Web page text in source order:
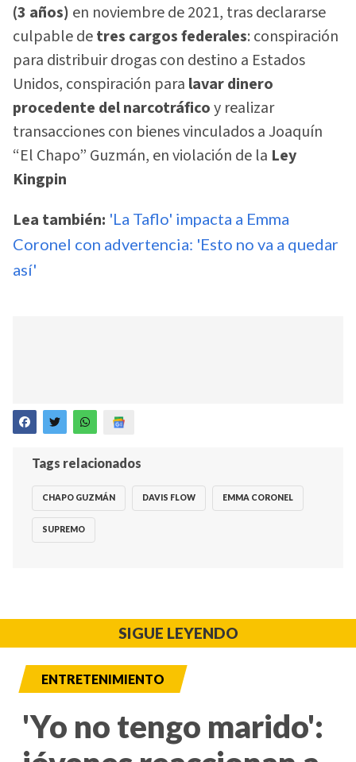
(3 años) en noviembre de 2021, tras declararse
culpable detres cargos federales: conspiración
para distribuir drogas con destino a Estados
Unidos, conspiración para lavar dinero
procedente del narcotráficoy realizar
transacciones con bienes vinculados a Joaquín
“El Chapo” Guzmán, en violación de la Ley
Kingpin
Lea también: 'La Taflo' impacta a Emma
Coronel con advertencia: 'Esto no va a quedar
así'
Tags relacionados
CHAPO GUZMÁN DAVIS FLOW EMMA CORONEL
SUPREMO
SIGUE LEYENDO
ENTRETENIMIENTO
'Yo no tengo marido':